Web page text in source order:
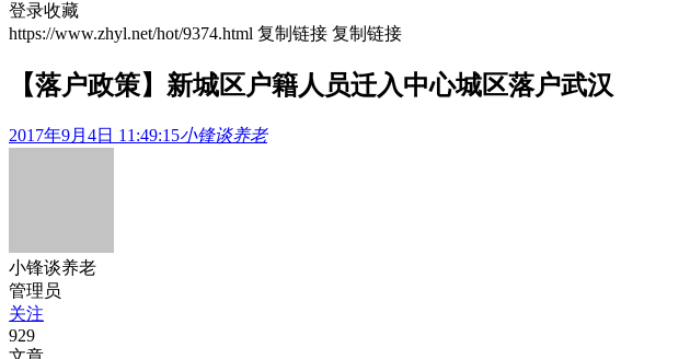
登录收藏
https://www.zhyl.net/hot/9374.html 复制链接 复制链接
【落户政策】新城区户籍人员迁入中心城区落户武汉
2017年9月4日 11:49:15小锋谈养老
小锋谈养老
管理员
关注
929